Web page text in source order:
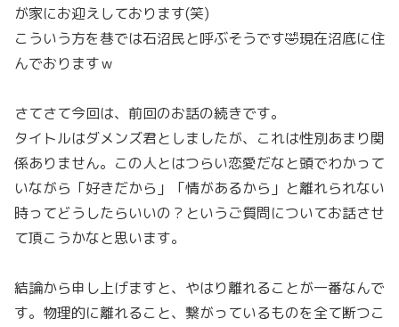
が家にお迎えしております(笑)
こういう方を巷では石沼民と呼ぶそうです🤣現在沼底に住
んでおりますｗ
さてさて今回は、前回のお話の続きです。
タイトルはダメンズ君としましたが、これは性別あまり関
係ありません。この人とはつらい恋愛だなと頭でわかって
いながら「好きだから」「情があるから」と離れられない
時ってどうしたらいいの？というご質問についてお話させ
て頂こうかなと思います。
結論から申し上げますと、やはり離れることが一番なんで
す。物理的に離れること、繋がっているものを全て断つこ